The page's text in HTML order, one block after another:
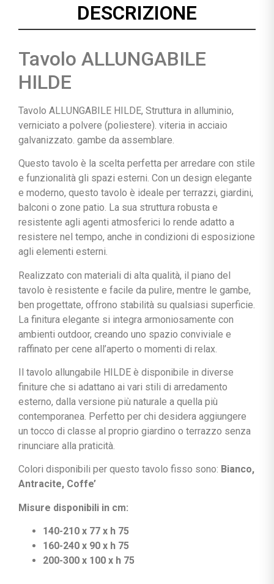
DESCRIZIONE
Tavolo ALLUNGABILE
HILDE
Tavolo ALLUNGABILE HILDE, Struttura in alluminio,
verniciato a polvere (poliestere). viteria in acciaio
galvanizzato. gambe da assemblare.
Questo tavolo è la scelta perfetta per arredare con stile
e funzionalità gli spazi esterni. Con un design elegante
e moderno, questo tavolo è ideale per terrazzi, giardini,
balconi o zone patio. La sua struttura robusta e
resistente agli agenti atmosferici lo rende adatto a
resistere nel tempo, anche in condizioni di esposizione
agli elementi esterni.
Realizzato con materiali di alta qualità, il piano del
tavolo è resistente e facile da pulire, mentre le gambe,
ben progettate, offrono stabilità su qualsiasi superficie.
La finitura elegante si integra armoniosamente con
ambienti outdoor, creando uno spazio conviviale e
raffinato per cene all’aperto o momenti di relax.
Il tavolo allungabile HILDE è disponibile in diverse
finiture che si adattano ai vari stili di arredamento
esterno, dalla versione più naturale a quella più
contemporanea. Perfetto per chi desidera aggiungere
un tocco di classe al proprio giardino o terrazzo senza
rinunciare alla praticità.
Colori disponibili per questo tavolo fisso sono: Bianco,
Antracite, Coffe’
Misure disponibili in cm:
140-210 x 77 x h 75
160-240 x 90 x h 75
200-300 x 100 x h 75